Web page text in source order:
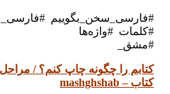
#فارسی_سخن_بگوییم
#کلمات #واژه‌ها
#مشق_
کتابم را چگونه چاپ کنم؟ / مراحل
کتاب – mashghshab